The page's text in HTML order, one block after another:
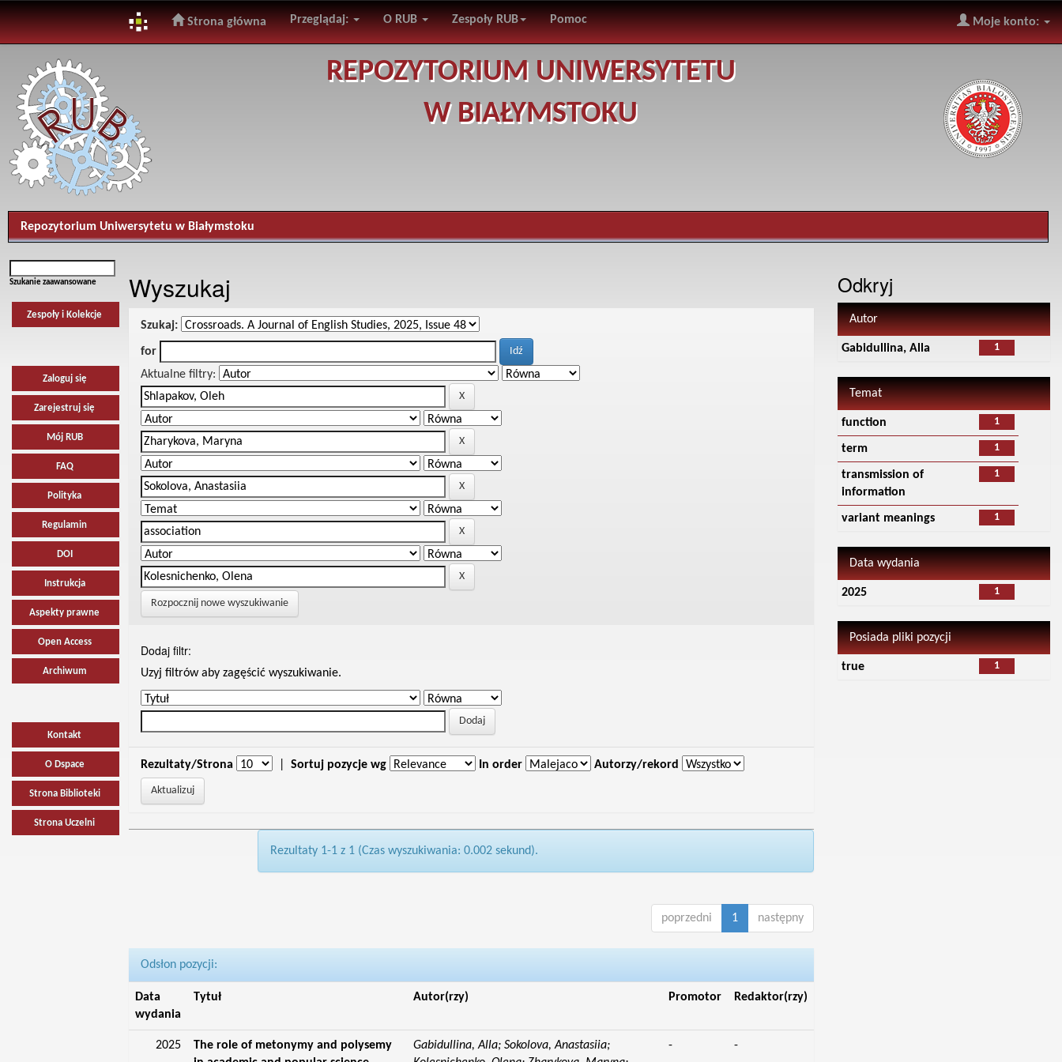
navigation
Strona główna Przeglądaj: O RUB Zespoły RUB Pomoc Moje konto:
REPOZYTORIUM UNIWERSYTETU
W BIAŁYMSTOKU
Repozytorium Uniwersytetu w Białymstoku
Szukanie zaawansowane
Zespoły i Kolekcje
Zaloguj się
Zarejestruj się
Mój RUB
FAQ
Polityka
Regulamin
DOI
Instrukcja
Aspekty prawne
Open Access
Archiwum
Kontakt
O Dspace
Strona Biblioteki
Strona Uczelni
Wyszukaj
Szukaj:
for
Aktualne filtry:
Rozpocznij nowe wyszukiwanie
Dodaj filtr:
Uzyj filtrów aby zagęścić wyszukiwanie.
Rezultaty/Strona Sortuj pozycje wg In order Autorzy/rekord
Rezultaty 1-1 z 1 (Czas wyszukiwania: 0.002 sekund).
poprzedni 1 następny
Odsłon pozycji:
Data
wydania
Tytuł Autor(rzy) Promotor Redaktor(rzy)
2025
The role of metonymy and polysemy
Gabidullina, Alla; Sokolova, Anastasiia;
- -
Odkryj
Autor
1
Gabidullina, Alla
Temat
1
function
1
term
1
transmission of
information
1
variant meanings
Data wydania
1
2025
Posiada pliki pozycji
1
true